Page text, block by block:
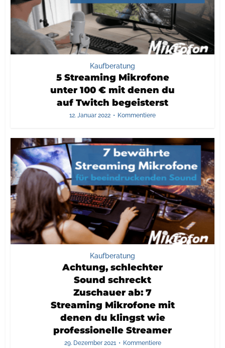
Kaufberatung
5 Streaming Mikrofone
unter 100 € mit denen du
auf Twitch begeisterst
12. Januar 2022 Kommentiere
Kaufberatung
Achtung, schlechter
Sound schreckt
Zuschauer ab: 7
Streaming Mikrofone mit
denen du klingst wie
professionelle Streamer
29. Dezember 2021 Kommentiere